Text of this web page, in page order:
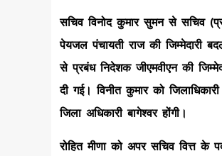
सचिव विनोद कुमार सुमन से सचिव
पेयजल पंचायती राज की जिम्मेदारी
से प्रबंध निदेशक जीएमवीएन की
दी गई। विनीत कुमार को
जिला अधिकारी बागेश्वर होंगी।
रोहित मीणा को अपर सचिव वित्त